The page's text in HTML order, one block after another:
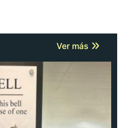
Ver más